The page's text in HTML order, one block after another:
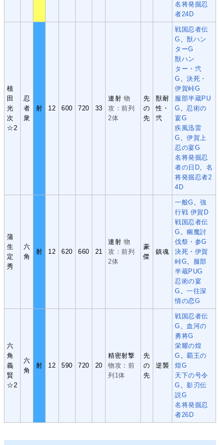
名将発掘忍
者24D
植
田
光
次
☆2
忍
者
衆
射 12 600 720 33
連射 物
攻：前列
2体
先
の
先
獣耐
性・
弐
戦国忍者伝
G、獣ハン
ターG
獣ハン
ター・弐
G、決死・
伊賀峠G
服部半蔵PU
G、忍術の
宴G
疾風迅雷
G、伊賀上
忍の宴G
名将発掘忍
者の日D、 名
将発掘忍者2
4D
蒲
生
定
秀
六
角
射 12 620 660 21
連射 物
攻：前列
2体
豪
傑
鎮魂
一般G、強
行戦 伊賀D
戦国忍者伝
G、 幽魔討
伐祭・参G
決死・伊賀
峠G、 服部
半蔵PUG
忍術の宴
G、一往深
情の恋G
六
角
義
賢
☆2
六
角
射 12 590 720 20
精密射撃
物攻：前
列1体
先
の
先
逆襲
戦国忍者伝
G、 血河の
勇将G
栄耀の煌
G、覇王の
煌G
天下の号令
G、影刃伝
説G
名将発掘忍
者26D